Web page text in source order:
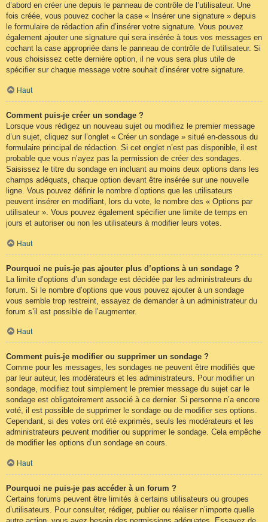
d’abord en créer une depuis le panneau de contrôle de l’utilisateur. Une
fois créée, vous pouvez cocher la case « Insérer une signature » depuis
le formulaire de rédaction afin d’insérer votre signature. Vous pouvez
également ajouter une signature qui sera insérée à tous vos messages en
cochant la case appropriée dans le panneau de contrôle de l’utilisateur. Si
vous choisissez cette dernière option, il ne vous sera plus utile de
spécifier sur chaque message votre souhait d’insérer votre signature.
Haut
Comment puis-je créer un sondage ?
Lorsque vous rédigez un nouveau sujet ou modifiez le premier message
d’un sujet, cliquez sur l’onglet « Créer un sondage » situé en-dessous du
formulaire principal de rédaction. Si cet onglet n’est pas disponible, il est
probable que vous n’ayez pas la permission de créer des sondages.
Saisissez le titre du sondage en incluant au moins deux options dans les
champs adéquats, chaque option devant être insérée sur une nouvelle
ligne. Vous pouvez définir le nombre d’options que les utilisateurs
peuvent insérer en modifiant, lors du vote, le nombre des « Options par
utilisateur ». Vous pouvez également spécifier une limite de temps en
jours et autoriser ou non les utilisateurs à modifier leurs votes.
Haut
Pourquoi ne puis-je pas ajouter plus d’options à un sondage ?
La limite d’options d’un sondage est décidée par les administrateurs du
forum. Si le nombre d’options que vous pouvez ajouter à un sondage
vous semble trop restreint, essayez de demander à un administrateur du
forum s’il est possible de l’augmenter.
Haut
Comment puis-je modifier ou supprimer un sondage ?
Comme pour les messages, les sondages ne peuvent être modifiés que
par leur auteur, les modérateurs et les administrateurs. Pour modifier un
sondage, modifiez tout simplement le premier message du sujet car le
sondage est obligatoirement associé à ce dernier. Si personne n’a encore
voté, il est possible de supprimer le sondage ou de modifier ses options.
Cependant, si des votes ont été exprimés, seuls les modérateurs et les
administrateurs peuvent modifier ou supprimer le sondage. Cela empêche
de modifier les options d’un sondage en cours.
Haut
Pourquoi ne puis-je pas accéder à un forum ?
Certains forums peuvent être limités à certains utilisateurs ou groupes
d’utilisateurs. Pour consulter, rédiger, publier ou réaliser n’importe quelle